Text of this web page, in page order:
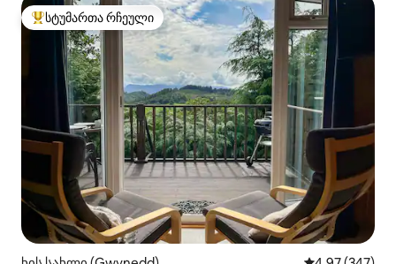
სტუმართა რჩეული მოწინავე ვარიანტი
სტუმართა რჩეული